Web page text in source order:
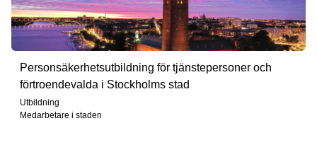
Personsäkerhetsutbildning för tjänstepersoner och
förtroendevalda i Stockholms stad
Utbildning
Medarbetare i staden